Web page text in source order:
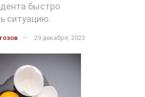
быстро
ситуацию.
29 декабря, 2023